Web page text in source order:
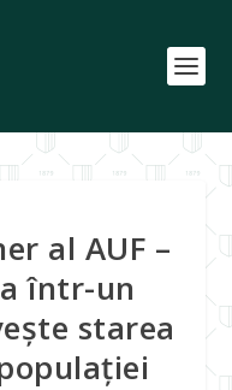
al AUF –
într-un
starea